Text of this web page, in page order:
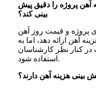
آهن پروژه را دقیق پیش
بینی کند؟
پروژه و قیمت روز آهن
آهن ارائه دهد، اما به
در کنار نظر کارشناسان
استفاده شود.
بینی هزینه آهن دارند؟